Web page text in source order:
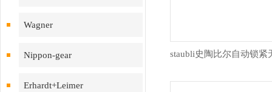
Wagner
Nippon-gear
Erhardt+Leimer